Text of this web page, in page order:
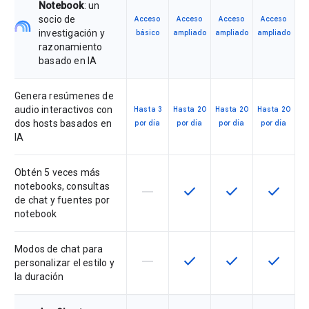
Notebook: un
socio de
investigación y
razonamiento
basado en IA
Acceso
básico
Acceso
ampliado
Acceso
ampliado
Acceso
ampliado
Genera resúmenes de
audio interactivos con
dos hosts basados en
IA
Hasta 3
por día
Hasta 20
por día
Hasta 20
por día
Hasta 20
por día
Obtén 5 veces más
notebooks, consultas
de chat y fuentes por
notebook
Esta función no está disponible en
horizontal_rule Esta función está
check Esta función
check Esta
check
Modos de chat para
personalizar el estilo y
la duración
Esta función no está disponible en
horizontal_rule Esta función está
check Esta función
check Esta
check